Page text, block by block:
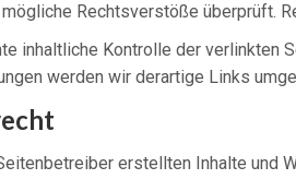
Rechtsverstöße überprüft.
inhaltliche Kontrolle der verlinkten
werden wir derartige Links
erstellten Inhalte und